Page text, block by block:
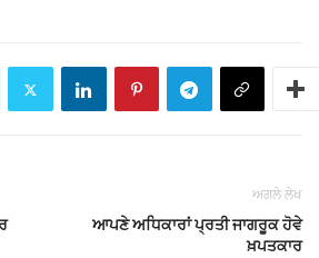
ਅਗਲੇ ਲੇਖ
ਆਪਣੇ ਅਧਿਕਾਰਾਂ ਪ੍ਰਤੀ ਜਾਗਰੂਕ ਹੋਵੇ
ਖ਼ਪਤਕਾਰ